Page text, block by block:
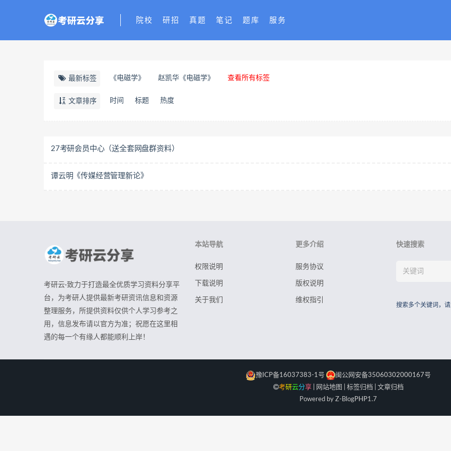
院校 研招 真题 笔记 题库 服务
最新标签 《电磁学》 赵凯华《电磁学》 查看所有标签
文章排序 时间 标题 热度
27考研会员中心（送全套网盘群资料）
谭云明《传媒经营管理新论》
考研云·致力于打造最全优质学习资料分享平
台，为考研人提供最新考研资讯信息和资源
整理服务，所提供资料仅供个人学习参考之
用，信息发布请以官方为准；祝愿在这里相
遇的每一个有缘人都能顺利上岸！
本站导航
权限说明
下载说明
关于我们
更多介绍
服务协议
版权说明
维权指引
快速搜索
搜索多个关键词，
豫ICP备16037383-1号
闽公网安备35060302000167号
考研云分享| 网站地图 标签归档
文章归档
Powered by Z-BlogPHP1.7